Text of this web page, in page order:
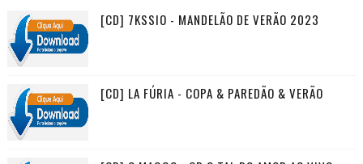
[CD] 7KSSIO - MANDELÃO DE VERÃO 2023
[CD] LA FÚRIA - COPA & PAREDÃO & VERÃO